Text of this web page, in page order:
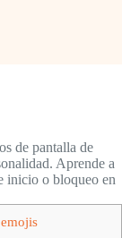
de pantalla de
Aprende a
inicio o bloqueo en